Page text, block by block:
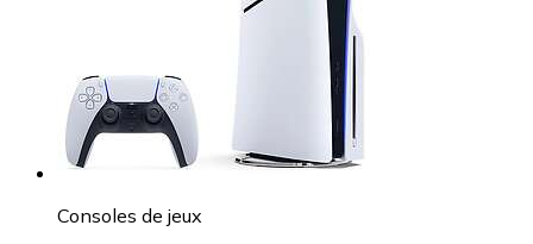
Consoles de jeux